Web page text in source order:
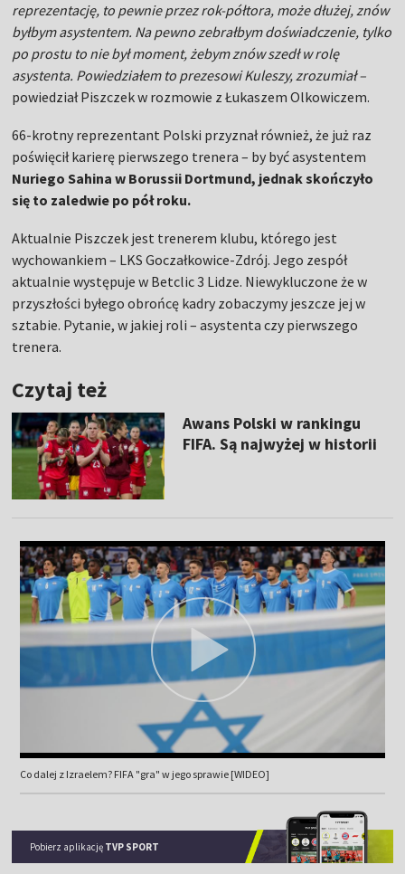
reprezentację, to pewnie przez rok-półtora, może dłużej, znów
byłbym asystentem. Na pewno zebrałbym doświadczenie, tylko
po prostu to nie był moment, żebym znów szedł w rolę
asystenta. Powiedziałem to prezesowi Kuleszy, zrozumiał –
powiedział Piszczek w rozmowie z Łukaszem Olkowiczem.
66-krotny reprezentant Polski przyznał również, że już raz
poświęcił karierę pierwszego trenera – by być asystentem
Nuriego Sahina w Borussii Dortmund, jednak skończyło
się to zaledwie po pół roku.
Aktualnie Piszczek jest trenerem klubu, którego jest
wychowankiem – LKS Goczałkowice-Zdrój. Jego zespół
aktualnie występuje w Betclic 3 Lidze. Niewykluczone że w
przyszłości byłego obrońcę kadry zobaczymy jeszcze jej w
sztabie. Pytanie, w jakiej roli – asystenta czy pierwszego
trenera.
Czytaj też
Awans Polski w rankingu
FIFA. Są najwyżej w historii
Co dalej z Izraelem? FIFA "gra" w jego sprawie [WIDEO]
Pobierz aplikację TVP SPORT